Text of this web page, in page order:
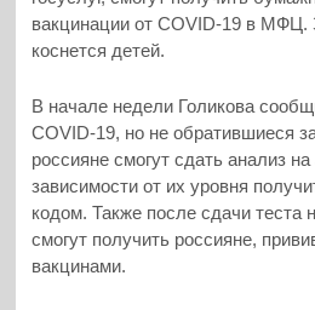
вакцинации от COVID-19 в МФЦ.
коснется детей.
В начале недели Голикова
COVID-19, но не обратившиеся
россияне смогут сдать анализ
зависимости от их уровня
кодом. Также после сдачи теста
смогут получить россияне,
вакцинами.